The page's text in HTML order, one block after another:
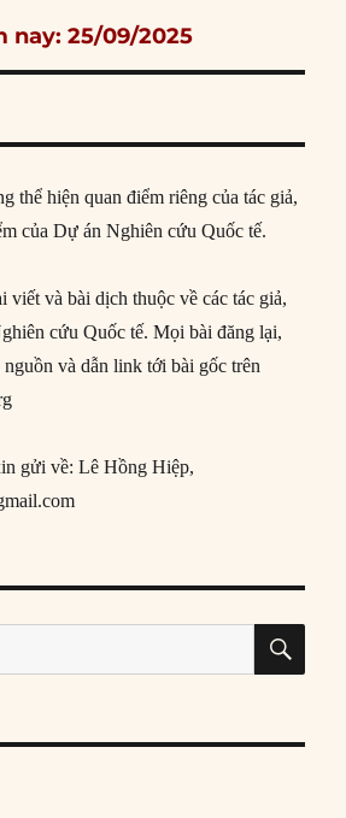
nay: 25/09/2025
thể hiện quan điểm riêng của tác giả,
của Dự án Nghiên cứu Quốc tế.
viết và bài dịch thuộc về các tác giả,
cứu Quốc tế. Mọi bài đăng lại,
và dẫn link tới bài gốc trên
gửi về: Lê Hồng Hiệp,